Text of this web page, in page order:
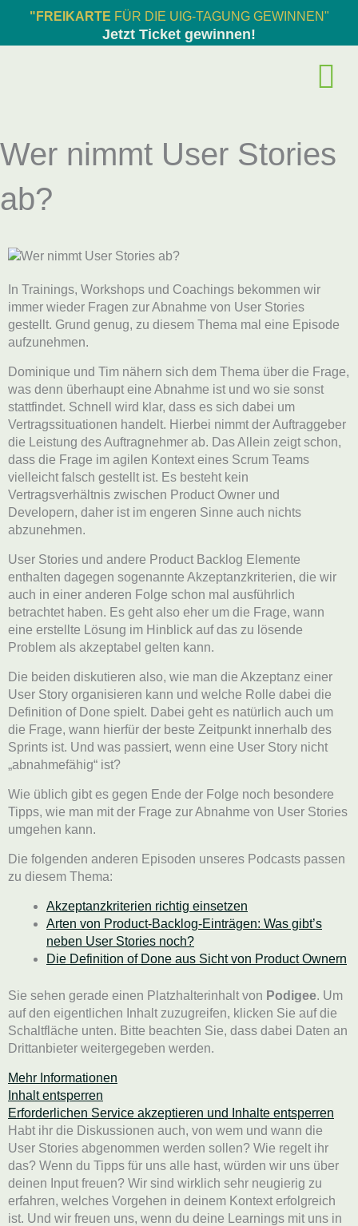
springen
"FREIKARTE FÜR DIE UIG-TAGUNG GEWINNEN"
Jetzt Ticket gewinnen!
Wer nimmt User Stories
ab?
In Trainings, Workshops und Coachings bekommen wir
immer wieder Fragen zur Abnahme von User Stories
gestellt. Grund genug, zu diesem Thema mal eine Episode
aufzunehmen.
Dominique und Tim nähern sich dem Thema über die Frage,
was denn überhaupt eine Abnahme ist und wo sie sonst
stattfindet. Schnell wird klar, dass es sich dabei um
Vertragssituationen handelt. Hierbei nimmt der Auftraggeber
die Leistung des Auftragnehmer ab. Das Allein zeigt schon,
dass die Frage im agilen Kontext eines Scrum Teams
vielleicht falsch gestellt ist. Es besteht kein
Vertragsverhältnis zwischen Product Owner und
Developern, daher ist im engeren Sinne auch nichts
abzunehmen.
User Stories und andere Product Backlog Elemente
enthalten dagegen sogenannte Akzeptanzkriterien, die wir
auch in einer anderen Folge schon mal ausführlich
betrachtet haben. Es geht also eher um die Frage, wann
eine erstellte Lösung im Hinblick auf das zu lösende
Problem als akzeptabel gelten kann.
Die beiden diskutieren also, wie man die Akzeptanz einer
User Story organisieren kann und welche Rolle dabei die
Definition of Done spielt. Dabei geht es natürlich auch um
die Frage, wann hierfür der beste Zeitpunkt innerhalb des
Sprints ist. Und was passiert, wenn eine User Story nicht
„abnahmefähig“ ist?
Wie üblich gibt es gegen Ende der Folge noch besondere
Tipps, wie man mit der Frage zur Abnahme von User Stories
umgehen kann.
Die folgenden anderen Episoden unseres Podcasts passen
zu diesem Thema:
Akzeptanzkriterien richtig einsetzen
Arten von Product-Backlog-Einträgen: Was gibt’s
neben User Stories noch?
Die Definition of Done aus Sicht von Product Ownern
Sie sehen gerade einen Platzhalterinhalt von Podigee. Um
auf den eigentlichen Inhalt zuzugreifen, klicken Sie auf die
Schaltfläche unten. Bitte beachten Sie, dass dabei Daten an
Drittanbieter weitergegeben werden.
Mehr Informationen
Inhalt entsperren
Erforderlichen Service akzeptieren und Inhalte entsperren
Habt ihr die Diskussionen auch, von wem und wann die
User Stories abgenommen werden sollen? Wie regelt ihr
das? Wenn du Tipps für uns alle hast, würden wir uns über
deinen Input freuen? Wir sind wirklich sehr neugierig zu
erfahren, welches Vorgehen in deinem Kontext erfolgreich
ist. Und wir freuen uns, wenn du deine Learnings mit uns in